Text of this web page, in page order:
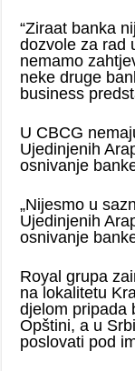
“Ziraat banka
dozvole za rad
nemamo
neke druge
business
U CBCG
Ujedinjenih
osnivanje
„Nijesmo u
Ujedinjenih
osnivanje
Royal grupa
na lokalitetu
djelom pripada
Opštini, a u
poslovati pod